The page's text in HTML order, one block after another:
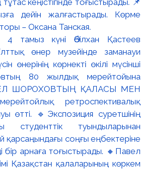
тамыз күні Әбілхан Қастеев
өнер музейінде заманауи
өнерінің көрнекті өкілі мүсінші
80 жылдық мерейтойына
ШОРОХОВТЫҢ ҚАЛАСЫ МЕН
ретроспективалық
өтті. 🔹Экспозиция суретшінің
студенттік туындыларынан
қарсаңындағы соңғы еңбектеріне
бір арнаға тоғыстырады. 🔸Павел
Қазақстан қалаларының көркем